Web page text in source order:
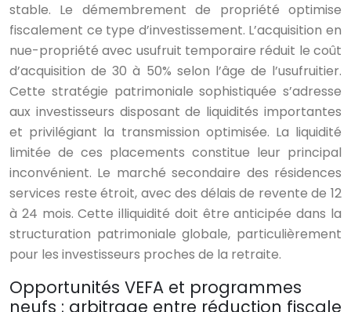
stable. Le démembrement de propriété optimise
fiscalement ce type d’investissement. L’acquisition en
nue-propriété avec usufruit temporaire réduit le coût
d’acquisition de 30 à 50% selon l’âge de l’usufruitier.
Cette stratégie patrimoniale sophistiquée s’adresse
aux investisseurs disposant de liquidités importantes
et privilégiant la transmission optimisée. La liquidité
limitée de ces placements constitue leur principal
inconvénient. Le marché secondaire des résidences
services reste étroit, avec des délais de revente de 12
à 24 mois. Cette illiquidité doit être anticipée dans la
structuration patrimoniale globale, particulièrement
pour les investisseurs proches de la retraite.
Opportunités VEFA et programmes
neufs : arbitrage entre réduction fiscale